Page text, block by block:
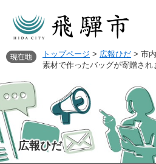
トップページ > 広報ひだ > 市
素材で作ったバッグが寄贈され
広報ひだ